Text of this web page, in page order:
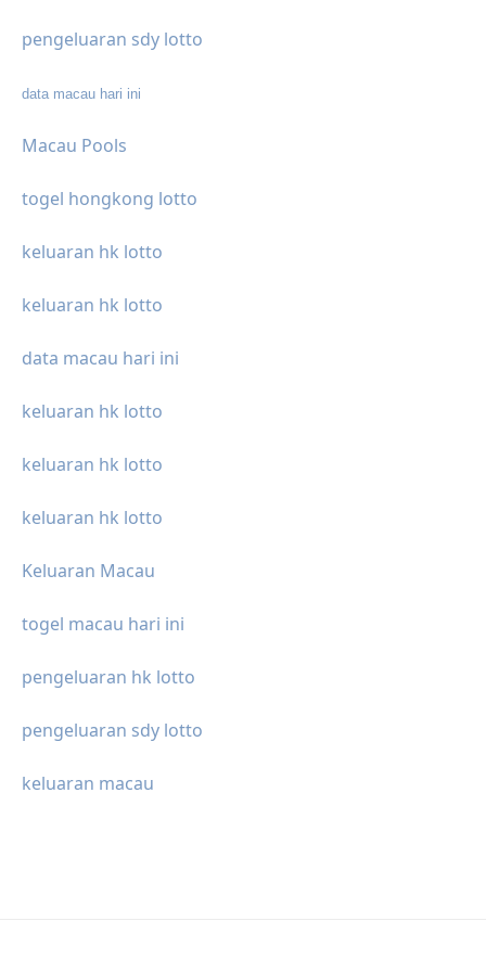
pengeluaran sdy lotto
data macau hari ini
Macau Pools
togel hongkong lotto
keluaran hk lotto
keluaran hk lotto
data macau hari ini
keluaran hk lotto
keluaran hk lotto
keluaran hk lotto
Keluaran Macau
togel macau hari ini
pengeluaran hk lotto
pengeluaran sdy lotto
keluaran macau